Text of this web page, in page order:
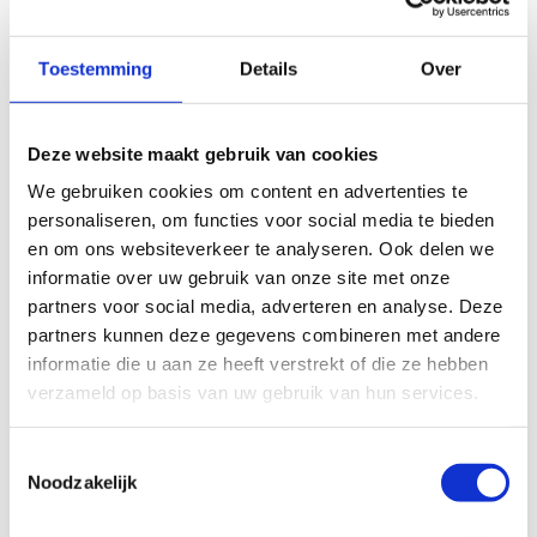
Toestemming Details Over
Deze website maakt gebruik van cookies
We gebruiken cookies om content en advertenties te
personaliseren, om functies voor social media te bieden
en om ons websiteverkeer te analyseren. Ook delen we
informatie over uw gebruik van onze site met onze
partners voor social media, adverteren en analyse. Deze
partners kunnen deze gegevens combineren met andere
informatie die u aan ze heeft verstrekt of die ze hebben
verzameld op basis van uw gebruik van hun services.
Noodzakelijk
185 miljoen in sportinfrastructuur. Dit geld gaat onder
meer naar groepsaankopen, topsportinfrastructuur en
bovenlokale sportinfrastructuur. Het is een nooit geziene
investering die voor álle Vlamingen moet renderen. Alleen
er deze regeerperiode € 95 miljoen voorzien: dat is € 45
miljoen meer dan in de vorige regeerperiode. Dankzij deze
extra budgetten kunnen private en publieke partners niet
één, maar twee keer per jaar intekenen op een oproep.
Weyts investeert nu bijna € 6 miljoen euro om 12 nieuwe
sportcomplexen verspreid over Vlaanderen mogelijk te
maken. Of het nu gaat om nieuw leven voor stadion
Olivier in Knokke-Heist, een resem extra balsportterreinen
in Hofstade of een heel sportcomplex in Houthalen-
Helchteren: telkens zijn het ambitieuze
aantrekkingskracht. Elk van de projecten werd getoetst